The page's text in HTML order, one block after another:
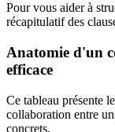
Pour vous aider à
récapitulatif des
Anatomie d'un
efficace
Ce tableau présente
collaboration entre
concrets.